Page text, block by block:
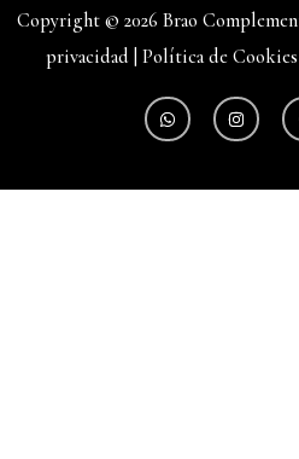
Copyright © 2026 Brao
privacidad Política de Cookies
W
h
a
a
I
n
s
g